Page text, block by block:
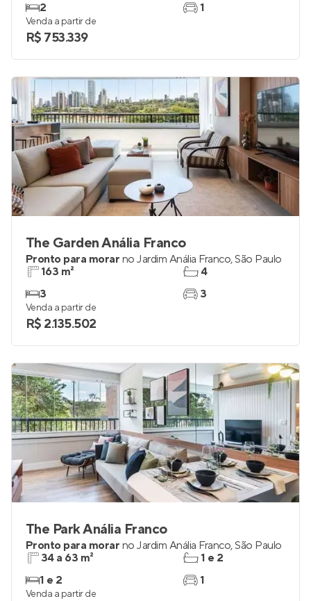
2
1
Venda a partir de
R$ 753.339
The Garden Anália Franco
Pronto para morar no Jardim Anália Franco,São Paulo
163 m²
3
4
3
Venda a partir de
R$ 2.135.502
The Park Anália Franco
Pronto para morar no Jardim Anália Franco,São Paulo
34 a 63 m²
1 e 2
1 e 2
1
Venda a partir de